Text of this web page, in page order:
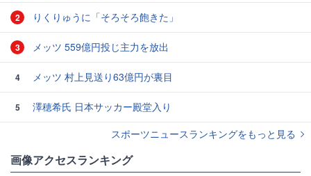
2 りくりゅうに「そろそろ飽きた」
3 メッツ 559億円投じ主力を放出
4 メッツ 村上見送り63億円が裏目
5
澤穂希氏 日本サッカー殿堂入り
スポーツニュースランキングをもっと見る
画像アクセスランキング